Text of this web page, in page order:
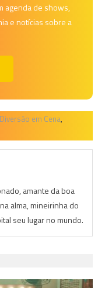
agenda de shows,
e notícias sobre a
Diversão em Cena,
amante da boa
alma, mineirinha do
seu lugar no mundo.